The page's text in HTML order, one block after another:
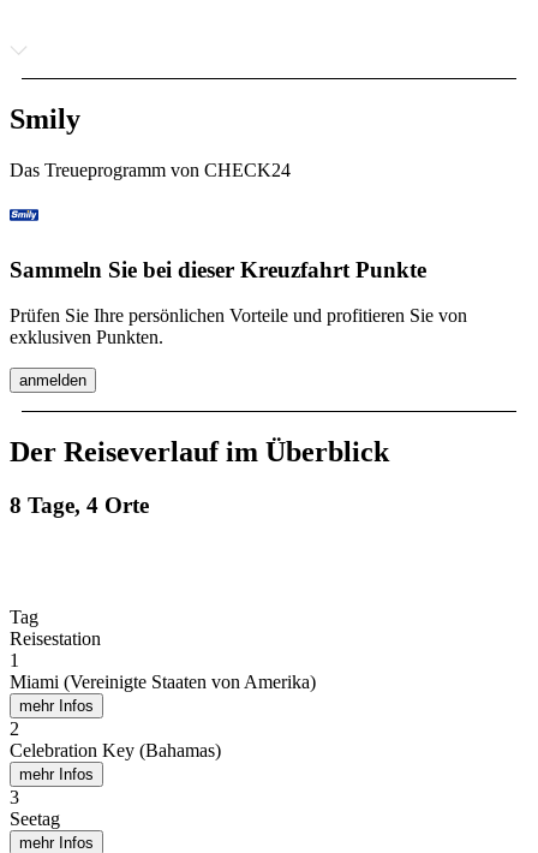
Smily
Das Treueprogramm von CHECK24
Sammeln Sie bei dieser Kreuzfahrt Punkte
Prüfen Sie Ihre persönlichen Vorteile und profitieren Sie von
exklusiven Punkten.
anmelden
Der Reiseverlauf im Überblick
8 Tage, 4 Orte
Tag
Reisestation
1
Miami (Vereinigte Staaten von Amerika)
mehr Infos
2
Celebration Key (Bahamas)
mehr Infos
3
Seetag
mehr Infos